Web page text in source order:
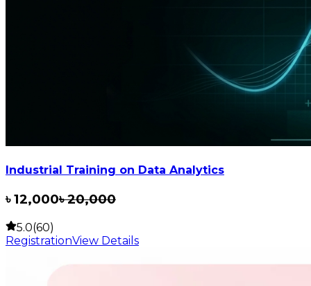
Industrial Training on Data Analytics
৳12,000৳20,000
5.0(60)
RegistrationView Details